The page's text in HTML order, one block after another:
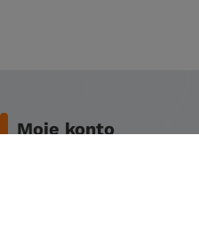
Moje konto